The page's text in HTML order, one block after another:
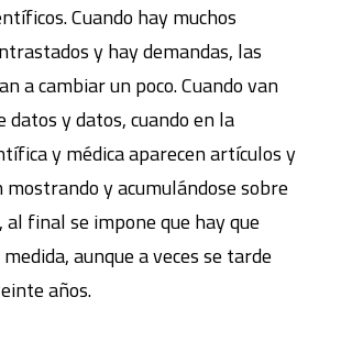
Cuando hay muchos
y hay demandas, las
a cambiar un poco. Cuando van
datos y datos, cuando en la
y médica aparecen artículos y
mostrando y acumulándose sobre
final se impone que hay que
aunque a veces se tarde
años.